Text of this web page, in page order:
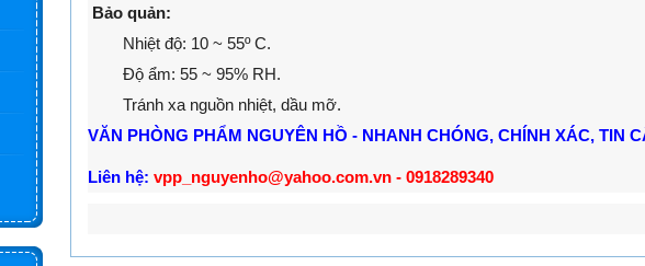
Bảo quản:
Nhiệt độ: 10 ~ 55º C.
Độ ẩm: 55 ~ 95% RH.
Tránh xa nguồn nhiệt, dầu mỡ.
VĂN PHÒNG PHẨM NGUYÊN HỒ - NHANH CHÓNG, CHÍNH XÁC, TIN
Liên hệ: vpp_nguyenho@yahoo.com.vn - 0918289340